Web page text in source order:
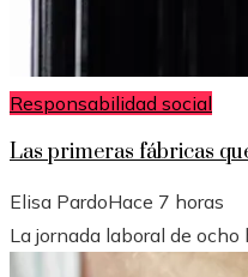
Responsabilidad social
Las primeras fábricas
Elisa PardoHace 7 horas
La jornada laboral de